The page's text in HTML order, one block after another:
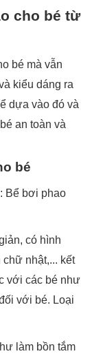
cho bé từ
bé mà vẫn
kiểu dáng ra
dựa vào đó và
an toàn và
bé
Bể bơi phao
có hình
nhật,... kết
với các bé như
với bé. Loại
làm bồn tắm